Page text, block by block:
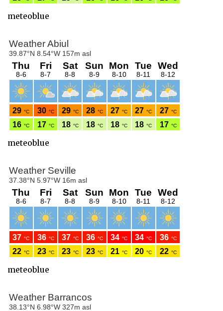
meteoblue
meteoblue
meteoblue